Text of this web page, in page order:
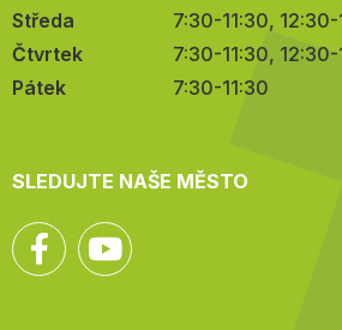
Středa
7:30-11:30,
Čtvrtek
7:30-11:30,
Pátek
7:30-11:30
SLEDUJTE NAŠE MĚSTO
Facebook